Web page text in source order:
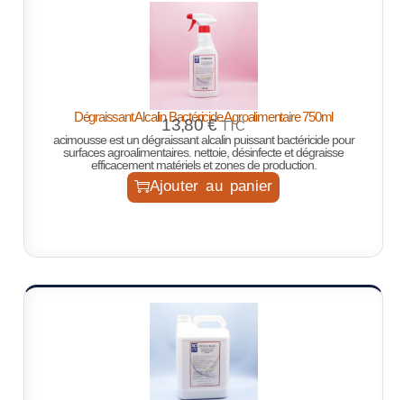
Dégraissant Alcalin Bactéricide Agroalimentaire 750ml
13,80€ TTC
acimousse est un dégraissant alcalin puissant bactéricide pour
surfaces agroalimentaires. nettoie, désinfecte et dégraisse
efficacement matériels et zones de production.
Ajouter au panier